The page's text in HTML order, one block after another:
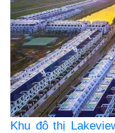
Khu đô thị